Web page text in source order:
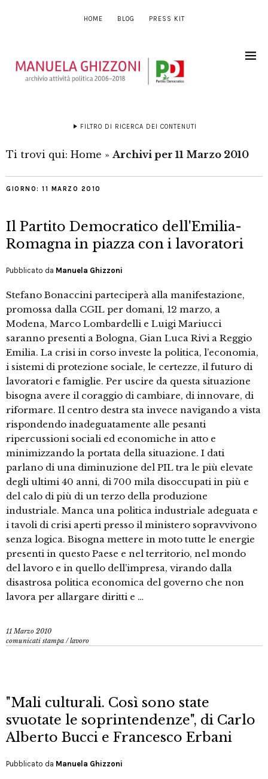
HOME BLOG PRESS KIT
FILTRO DI RICERCA DEI CONTENUTI
Ti trovi qui: Home » Archivi per 11 Marzo 2010
GIORNO: 11 MARZO 2010
Il Partito Democratico dell'Emilia-
Romagna in piazza con i lavoratori
Pubblicato da Manuela Ghizzoni
Stefano Bonaccini parteciperà alla manifestazione,
promossa dalla CGIL per domani, 12 marzo, a
Modena, Marco Lombardelli e Luigi Mariucci
saranno presenti a Bologna, Gian Luca Rivi a Reggio
Emilia. La crisi in corso investe la politica, l’economia,
i sistemi di protezione sociale, le certezze, il futuro di
lavoratori e famiglie. Per uscire da questa situazione
bisogna avere il coraggio di cambiare, di innovare, di
riformare. Il centro destra sta invece navigando a vista
rispondendo inadeguatamente alle pesanti
ripercussioni sociali ed economiche in atto e
minimizzando la portata della situazione. I dati
parlano di una diminuzione del PIL tra le più elevate
degli ultimi 40 anni, di 700 mila disoccupati in più e
del calo di più di un terzo della produzione
industriale. Manca una politica industriale adeguata e
i tavoli di crisi aperti presso il ministero sopravvivono
senza logica. Bisogna mettere in moto tutte le energie
presenti in questo Paese e nel territorio, nel mondo
del lavoro e in quello dell’impresa, virando dalla
disastrosa politica economica del governo che non
lavora per allargare diritti e …
11 Marzo 2010
comunicati stampa /lavoro
"Mali culturali. Così sono state
svuotate le soprintendenze", di Carlo
Alberto Bucci e Francesco Erbani
Pubblicato da Manuela Ghizzoni